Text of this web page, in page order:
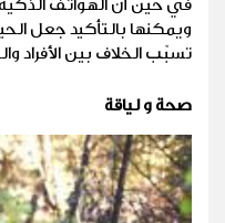
في حين أن الهواتف
ويمكنها بالتأكيد جعل
تسبّب الخلاف بين الأفراد
صحة و لياقة